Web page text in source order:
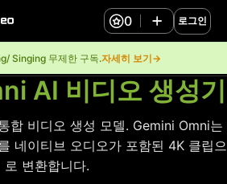
Singing 무제한 구독.자세히 보기→
0 로그인
AI 비디오 생성기
합 비디오 생성 모델. Gemini Omni는
네이티브 오디오가 포함된 4K 클립으
로 변환합니다.